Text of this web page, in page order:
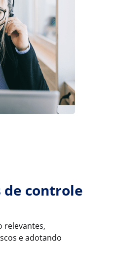
de controle
relevantes,
e adotando